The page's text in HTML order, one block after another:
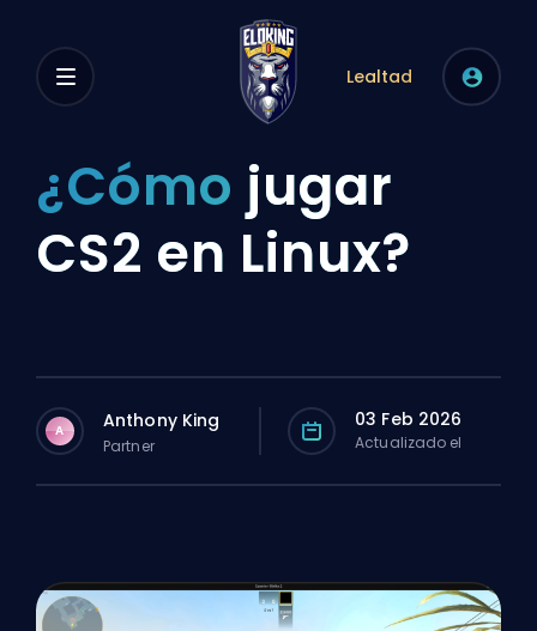
Lealtad
¿Cómo jugar
CS2 en Linux?
A Anthony King
Partner
03 Feb 2026
Actualizado el